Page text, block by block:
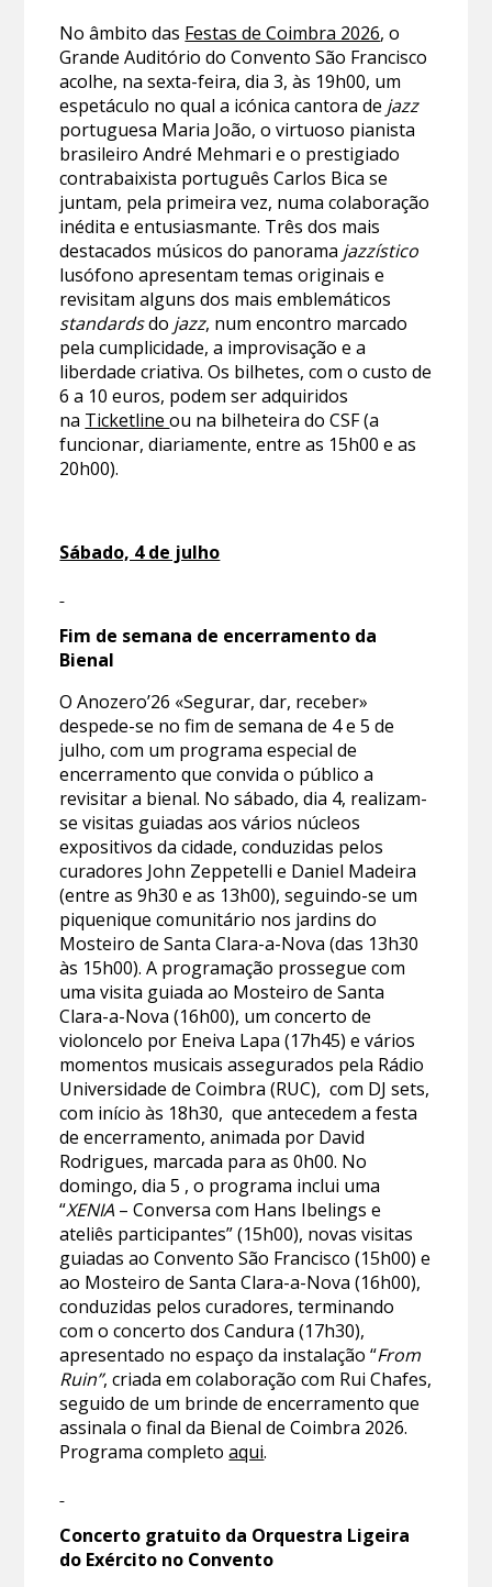
No âmbito das Festas de Coimbra 2026, o
Grande Auditório do Convento São Francisco
acolhe, na sexta-feira, dia 3, às 19h00, um
espetáculo no qual a icónica cantora de jazz
portuguesa Maria João, o virtuoso pianista
brasileiro André Mehmari e o prestigiado
contrabaixista português Carlos Bica se
juntam, pela primeira vez, numa colaboração
inédita e entusiasmante. Três dos mais
destacados músicos do panorama jazzístico
lusófono apresentam temas originais e
revisitam alguns dos mais emblemáticos
standardsdo jazz, num encontro marcado
pela cumplicidade, a improvisação e a
liberdade criativa. Os bilhetes, com o custo de
6 a 10 euros, podem ser adquiridos
na Ticketlineou na bilheteira do CSF (a
funcionar, diariamente, entre as 15h00 e as
20h00).
Sábado, 4 de julho
Fim de semana de encerramento da
Bienal
O Anozero’26 «Segurar, dar, receber»
despede-se no fim de semana de 4 e 5 de
julho, com um programa especial de
encerramento que convida o público a
revisitar a bienal. No sábado, dia 4, realizam-
se visitas guiadas aos vários núcleos
expositivos da cidade, conduzidas pelos
curadores John Zeppetelli e Daniel Madeira
(entre as 9h30 e as 13h00), seguindo-se um
piquenique comunitário nos jardins do
Mosteiro de Santa Clara-a-Nova (das 13h30
às 15h00). A programação prossegue com
uma visita guiada ao Mosteiro de Santa
Clara-a-Nova (16h00), um concerto de
violoncelo por Eneiva Lapa (17h45) e vários
momentos musicais assegurados pela Rádio
Universidade de Coimbra (RUC), com DJ sets,
com início às 18h30, que antecedem a festa
de encerramento, animada por David
Rodrigues, marcada para as 0h00. No
domingo, dia 5 , o programa inclui uma
“XENIA – Conversa com Hans Ibelings e
ateliês participantes” (15h00), novas visitas
guiadas ao Convento São Francisco (15h00) e
ao Mosteiro de Santa Clara-a-Nova (16h00),
conduzidas pelos curadores, terminando
com o concerto dos Candura (17h30),
apresentado no espaço da instalação “From
Ruin”, criada em colaboração com Rui Chafes,
seguido de um brinde de encerramento que
assinala o final da Bienal de Coimbra 2026.
Programa completoaqui.
Concerto gratuito da Orquestra Ligeira
do Exército no Convento